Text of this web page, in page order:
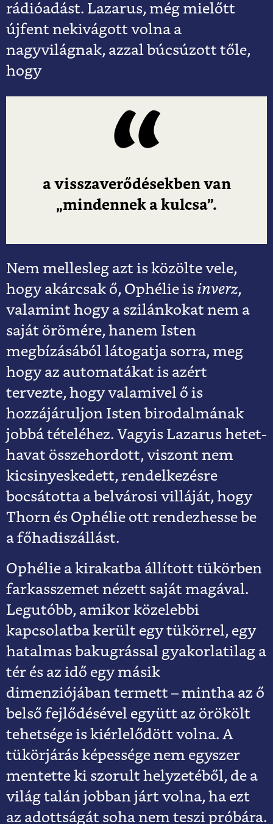
rádióadást. Lazarus, még mielőtt
újfent nekivágott volna a
nagyvilágnak, azzal búcsúzott tőle,
hogy
a visszaverődésekben van
„mindennek a kulcsa”.
Nem mellesleg azt is közölte vele,
hogy akárcsak ő, Ophélie is inverz,
valamint hogy a szilánkokat nem a
saját örömére, hanem Isten
megbízásából látogatja sorra, meg
hogy az automatákat is azért
tervezte, hogy valamivel ő is
hozzájáruljon Isten birodalmának
jobbá tételéhez. Vagyis Lazarus hetet-
havat összehordott, viszont nem
kicsinyeskedett, rendelkezésre
bocsátotta a belvárosi villáját, hogy
Thorn és Ophélie ott rendezhesse be
a főhadiszállást.
Ophélie a kirakatba állított tükörben
farkasszemet nézett saját magával.
Legutóbb, amikor közelebbi
kapcsolatba került egy tükörrel, egy
hatalmas bakugrással gyakorlatilag a
tér és az idő egy másik
dimenziójában termett – mintha az ő
belső fejlődésével együtt az örökölt
tehetsége is kiérlelődött volna. A
tükörjárás képessége nem egyszer
mentette ki szorult helyzetéből, de a
világ talán jobban járt volna, ha ezt
az adottságát soha nem teszi próbára.